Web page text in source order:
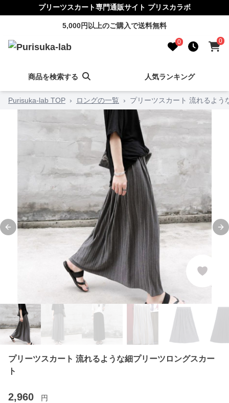
プリーツスカート専門通販サイト プリスカラボ
5,000円以上のご購入で送料無料
0 0
商品を検索する 人気ランキング
Purisuka-lab TOP › ロングの一覧 › プリーツスカート 流れるよう
Previous slide
プリーツスカート 流れるような細プリーツロングスカー
ト
2,960 円